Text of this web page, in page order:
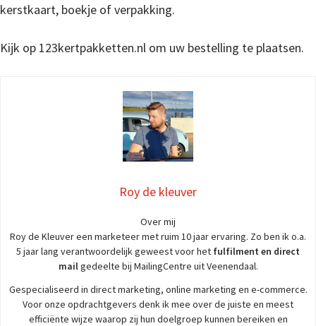
kerstkaart, boekje of verpakking.
Kijk op 123kertpakketten.nl om uw bestelling te plaatsen.
Roy de kleuver
Over mij
Roy de Kleuver een marketeer met ruim 10 jaar ervaring. Zo ben ik o.a.
5 jaar lang verantwoordelijk geweest voor het fulfilment en direct
mailgedeelte bij MailingCentre uit Veenendaal.
Gespecialiseerd in direct marketing, online marketing en e-commerce.
Voor onze opdrachtgevers denk ik mee over de juiste en meest
efficiënte wijze waarop zij hun doelgroep kunnen bereiken en